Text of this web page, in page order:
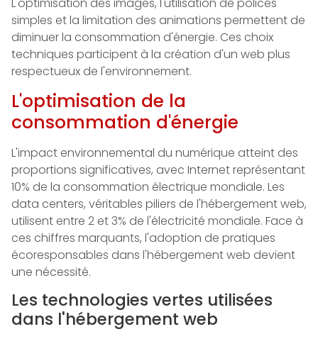
L'optimisation des images, l'utilisation de polices
simples et la limitation des animations permettent de
diminuer la consommation d'énergie. Ces choix
techniques participent à la création d'un web plus
respectueux de l'environnement.
L'optimisation de la
consommation d'énergie
L'impact environnemental du numérique atteint des
proportions significatives, avec Internet représentant
10% de la consommation électrique mondiale. Les
data centers, véritables piliers de l'hébergement web,
utilisent entre 2 et 3% de l'électricité mondiale. Face à
ces chiffres marquants, l'adoption de pratiques
écoresponsables dans l'hébergement web devient
une nécessité.
Les technologies vertes utilisées
dans l'hébergement web